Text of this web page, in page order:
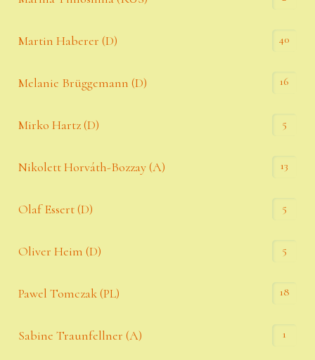
Martin Haberer (D) 40
Melanie Brüggemann (D) 16
Mirko Hartz (D) 5
Nikolett Horváth-Bozzay (A) 13
Olaf Essert (D) 5
Oliver Heim (D) 5
Pawel Tomczak (PL) 18
Sabine Traunfellner (A) 1